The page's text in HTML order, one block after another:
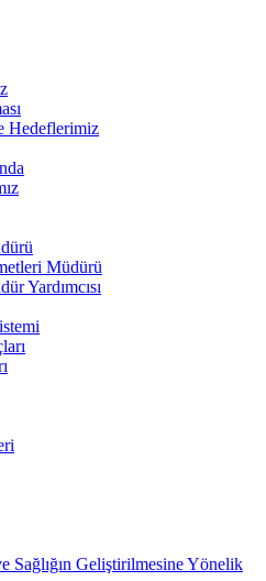
Hedeflerimiz
Müdürü
Yardımcısı
Sağlığın Geliştirilmesine Yönelik